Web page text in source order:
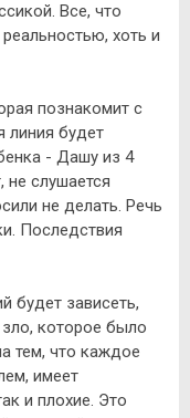
Все, что
хоть и
познакомит с
линия будет
- Дашу из 4
не слушается
не делать. Речь
Последствия
будет зависеть,
которое было
тем, что каждое
имеет
и плохие. Это